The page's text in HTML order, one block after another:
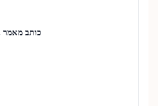
כותב מאמר